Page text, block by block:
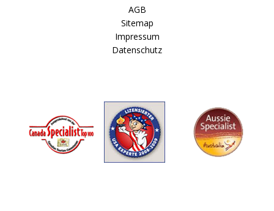
AGB
Sitemap
Impressum
Datenschutz